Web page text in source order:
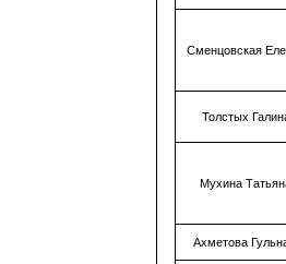
Сменцовская
Толстых
Мухина
Ахметова